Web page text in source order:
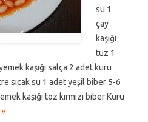
su 1
çay
kaşığı
tuz 1
kaşığı salça 2 adet kuru
sıcak su 1 adet yeşil biber 5-6
kaşığı toz kırmızı biber Kuru